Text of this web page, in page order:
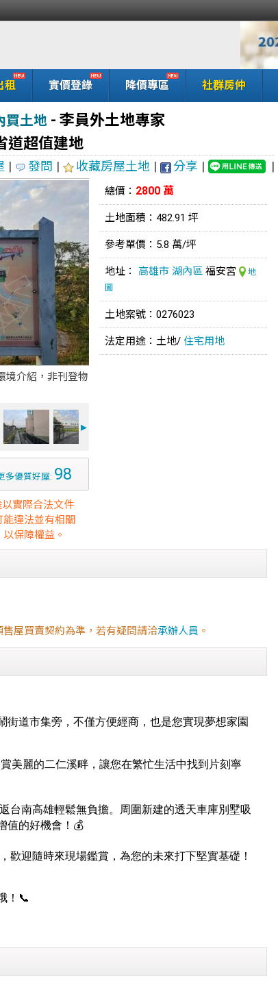
租 實價登錄 降價專區 社群房仲
買土地 - 李員外土地專家
道超值建地
| 發問 | 收藏房屋土地 | 分享 | |
境介紹，非刊登物
►
多優質好屋: 98
實際合法文件
違法並有相關
保障權益。
總價： 2800 萬
土地面積：482.91 坪
參考單價：5.8 萬/坪
地址： 高雄市 湖內區 福安宮
地
圖
土地案號：0276023
法定用途：土地/ 住宅用地
屋買賣契約為準，若有疑問請洽承辦人員 。